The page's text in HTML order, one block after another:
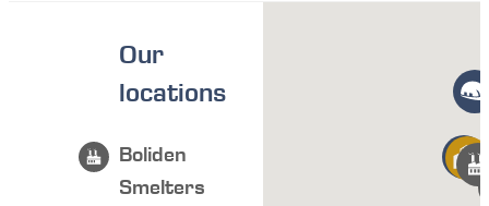
Our
locations
Boliden
Smelters